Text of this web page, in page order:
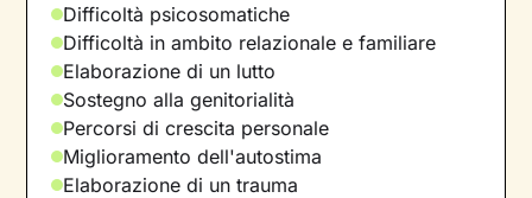
Difficoltà psicosomatiche
Difficoltà in ambito relazionale e familiare
Elaborazione di un lutto
Sostegno alla genitorialità
Percorsi di crescita personale
Miglioramento dell'autostima
Elaborazione di un trauma